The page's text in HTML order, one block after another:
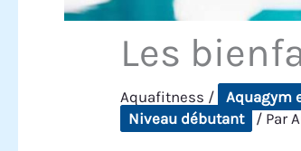
Les
Aquafitness / Aquagym
Niveau débutant
/ Par